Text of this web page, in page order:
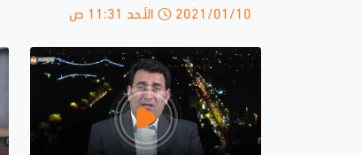
2021/01/10 الأحد 11:31 ص